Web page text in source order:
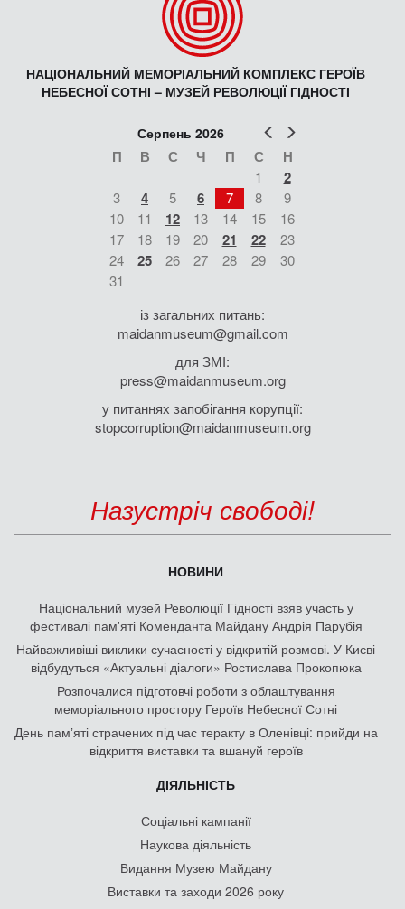
НАЦІОНАЛЬНИЙ МЕМОРІАЛЬНИЙ КОМПЛЕКС ГЕРОЇВ
НЕБЕСНОЇ СОТНІ – МУЗЕЙ РЕВОЛЮЦІЇ ГІДНОСТІ
Попер
Серпень 2026
П В С Ч П С Н
1 2
3 4 5 6 7 8
9
10
11 12 13 14 15
16
17
18 19 20 21 22
23
24
25 26 27 28 29
30
31
із загальних питань:
maidanmuseum@gmail.com
для ЗМІ:
press@maidanmuseum.org
у питаннях запобігання корупції:
stopcorruption@maidanmuseum.org
Назустріч свободі!
НОВИНИ
Національний музей Революції Гідності взяв участь у
фестивалі пам'яті Коменданта Майдану Андрія Парубія
Найважливіші виклики сучасності у відкритій розмові. У Києві
відбудуться «Актуальні діалоги» Ростислава Прокопюка
Розпочалися підготовчі роботи з облаштування
меморіального простору Героїв Небесної Сотні
День памʼяті страчених під час теракту в Оленівці: прийди на
відкриття виставки та вшануй героїв
ДІЯЛЬНІСТЬ
Соціальні кампанії
Наукова діяльність
Видання Музею Майдану
Виставки та заходи 2026 року